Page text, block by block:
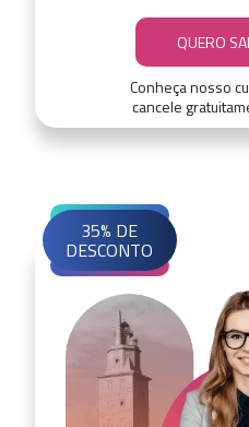
QUERO
Conheça nosso
cancele
35% DE
DESCONTO